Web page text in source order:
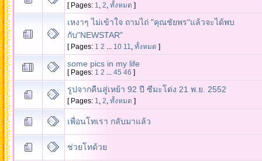
[ Pages: 1 2 ทั้งหมด ]
เหงาๆ ไม่เข้าใจ ถามไถ่ "คุณชัยพร"แล้วจะได้พบ
กับ"NEWSTAR"
[ Pages: 1 2 10 11 ทั้งหมด ]
some pics in my life
[ Pages: 1 2 45 46 ]
รูปจากคืนสู่เหย้า 92 ปี ซีมะโด่ง 21 พ.ย. 2552
[ Pages: 1 2 ทั้งหมด ]
เพื่อนโทเรา กลับมาแล้ว
ช่วยโทด้วย